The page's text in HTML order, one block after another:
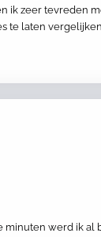
ik zeer tevreden
te laten
minuten werd ik al